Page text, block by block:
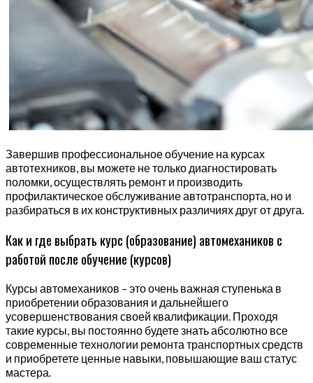
Завершив профессиональное обучение на курсах
автотехников, вы можете не только диагностировать
поломки, осуществлять ремонт и производить
профилактическое обслуживание автотранспорта, но и
разбираться в их конструктивных различиях друг от друга.
Как и где выбрать курс (образование) автомехаников с
работой после обучение (курсов)
Курсы автомехаников – это очень важная ступенька в
приобретении образования и дальнейшего
усовершенствования своей квалификации. Проходя
такие курсы, вы постоянно будете знать абсолютно все
современные технологии ремонта транспортных средств
и приобретете ценные навыки, повышающие ваш статус
мастера.